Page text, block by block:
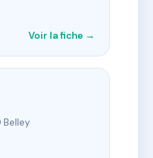
Voir la fiche →
Belley